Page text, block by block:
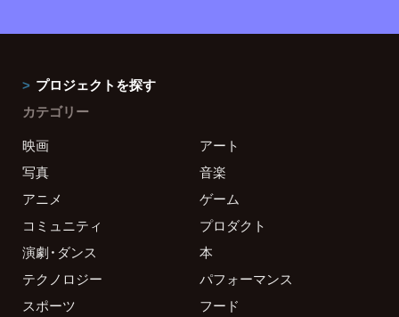
プロジェクトを探す
カテゴリー
映画
アート
写真
音楽
アニメ
ゲーム
コミュニティ
プロダクト
演劇・ダンス
本
テクノロジー
パフォーマンス
スポーツ
フード